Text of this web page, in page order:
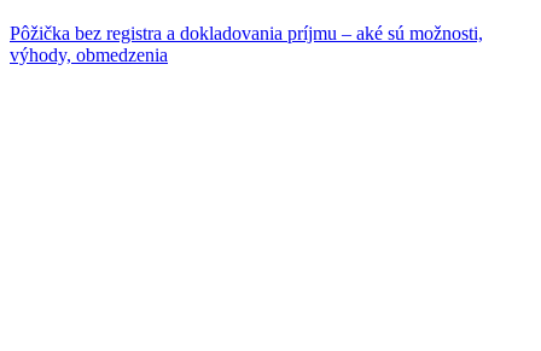
Pôžička bez registra a dokladovania príjmu – aké sú možnosti,
výhody, obmedzenia